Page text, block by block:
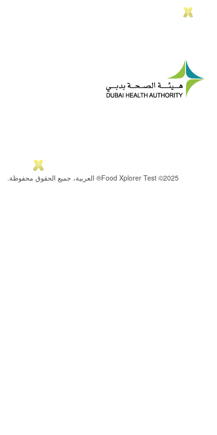
2025© Food Xplorer Test® العربية، جميع الحقوق محفوظة.